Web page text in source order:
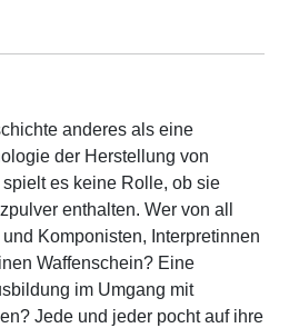
anderes als eine
der Herstellung von
es keine Rolle, ob sie
enthalten. Wer von all
Komponisten, Interpretinnen
Waffenschein? Eine
im Umgang mit
Jede und jeder pocht auf ihre